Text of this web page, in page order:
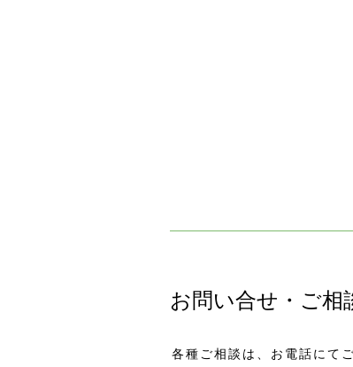
お問い合せ・ご相
各種ご相談は、お電話にて